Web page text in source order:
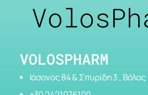
VOLOSPHARM
Ιάσονος 84 & Σπυρίδη 3 , Βόλος